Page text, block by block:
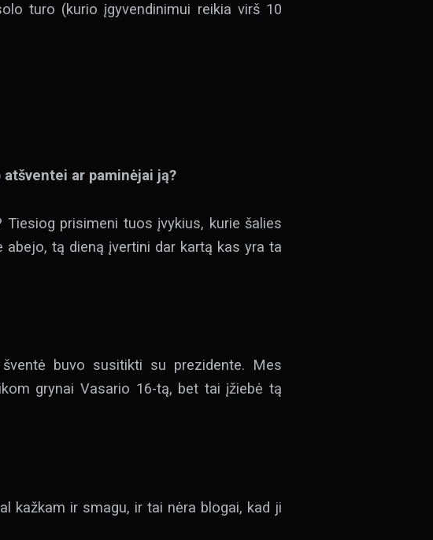
turo (kurio įgyvendinimui reikia virš 10
ar paminėjai ją?
Tiesiog prisimeni tuos įvykius, kurie šalies
tą dieną įvertini dar kartą kas yra ta
buvo susitikti su prezidente. Mes
grynai Vasario 16-tą, bet tai įžiebė tą
kažkam ir smagu, ir tai nėra blogai, kad ji